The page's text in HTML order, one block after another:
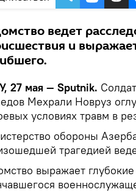
ведет
и
27 мая — Sputnik.
Мехрали Новруз
условиях травм в
обороны
трагедией
выражает